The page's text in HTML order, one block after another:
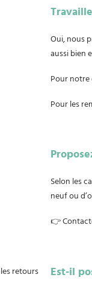
retours
Oui, nous
aussi bien
Pour notre
Pour les
Selon les
neuf ou
👉
Est-il